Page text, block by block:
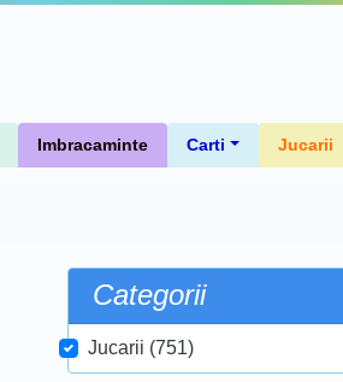
Imbracaminte Carti Jucarii
Categorii
Jucarii (751)